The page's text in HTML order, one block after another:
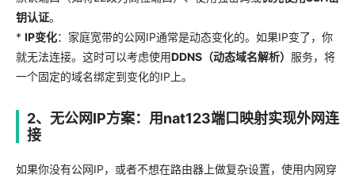
钥认证。
* IP变化：家庭宽带的公网IP通常是动态变化的。如果IP变了，你
就无法连接。这时可以考虑使用DDNS（动态域名解析） 服务，将
一个固定的域名绑定到变化的IP上。
2、无公网IP方案：用nat123端口映射实现外网连
接
如果你没有公网IP，或者不想在路由器上做复杂设置，使用内网穿